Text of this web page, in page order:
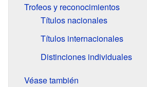
Trofeos y reconocimientos
Títulos nacionales
Títulos internacionales
Distinciones individuales
Véase también